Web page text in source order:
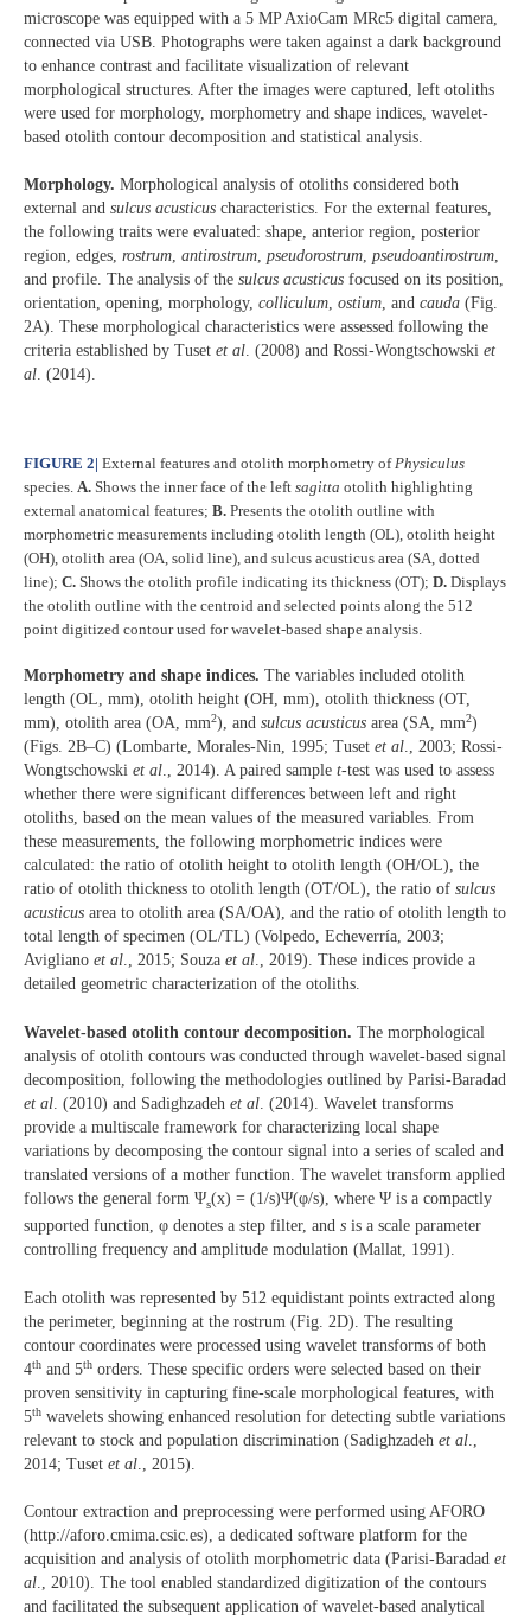
microscope was equipped with a 5 MP AxioCam MRc5 digital camera,
connected via USB. Photographs were taken against a dark background
to enhance contrast and facilitate visualization of relevant
morphological structures. After the images were captured, left otoliths
were used for morphology, morphometry and shape indices, wavelet-
based otolith contour decomposition and statistical analysis.
Morphology. Morphological analysis of otoliths considered both
external and sulcus acusticus characteristics. For the external features,
the following traits were evaluated: shape, anterior region, posterior
region, edges, rostrum, antirostrum, pseudorostrum, pseudoantirostrum,
and profile. The analysis of the sulcus acusticus focused on its position,
orientation, opening, morphology, colliculum, ostium, and cauda (Fig.
2A). These morphological characteristics were assessed following the
criteria established by Tuset et al. (2008) and Rossi-Wongtschowski et
al. (2014).
FIGURE 2| External features and otolith morphometry of Physiculus
species. A. Shows the inner face of the left sagitta otolith highlighting
external anatomical features; B. Presents the otolith outline with
morphometric measurements including otolith length (OL), otolith height
(OH), otolith area (OA, solid line), and sulcus acusticus area (SA, dotted
line); C. Shows the otolith profile indicating its thickness (OT); D. Displays
the otolith outline with the centroid and selected points along the 512
point digitized contour used for wavelet-based shape analysis.
Morphometry and shape indices. The variables included otolith
length (OL, mm), otolith height (OH, mm), otolith thickness (OT,
mm), otolith area (OA, mm2), and sulcus acusticus area (SA, mm2)
(Figs. 2B–C) (Lombarte, Morales‐Nin, 1995; Tuset et al., 2003; Rossi-
Wongtschowski et al., 2014). A paired sample t-test was used to assess
whether there were significant differences between left and right
otoliths, based on the mean values of the measured variables. From
these measurements, the following morphometric indices were
calculated: the ratio of otolith height to otolith length (OH/OL), the
ratio of otolith thickness to otolith length (OT/OL), the ratio of sulcus
acusticus area to otolith area (SA/OA), and the ratio of otolith length to
total length of specimen (OL/TL) (Volpedo, Echeverría, 2003;
Avigliano et al., 2015; Souza et al., 2019). These indices provide a
detailed geometric characterization of the otoliths.
Wavelet-based otolith contour decomposition. The morphological
analysis of otolith contours was conducted through wavelet-based signal
decomposition, following the methodologies outlined by Parisi-Baradad
et al . (2010) and Sadighzadeh et al . (2014). Wavelet transforms
provide a multiscale framework for characterizing local shape
variations by decomposing the contour signal into a series of scaled and
translated versions of a mother function. The wavelet transform applied
follows the general form Ψs(x) = (1/s)Ψ(φ/s), where Ψ is a compactly
supported function, φ denotes a step filter, and s is a scale parameter
controlling frequency and amplitude modulation (Mallat, 1991).
Each otolith was represented by 512 equidistant points extracted along
the perimeter, beginning at the rostrum (Fig. 2D). The resulting
contour coordinates were processed using wavelet transforms of both
4th and 5th orders. These specific orders were selected based on their
proven sensitivity in capturing fine-scale morphological features, with
5th wavelets showing enhanced resolution for detecting subtle variations
relevant to stock and population discrimination (Sadighzadeh et al
2014; Tuset et al ., 2015).
Contour extraction and preprocessing were performed using AFORO
(http://aforo.cmima.csic.es), a dedicated software platform for the
acquisition and analysis of otolith morphometric data (Parisi-Baradad et
al., 2010). The tool enabled standardized digitization of the contours
and facilitated the subsequent application of wavelet-based analytical